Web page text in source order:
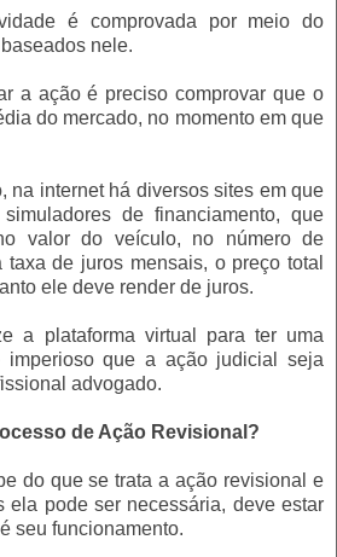
é comprovada por meio do
nele.
a ação é preciso comprovar que o
do mercado, no momento em que
na internet há diversos sites em que
de financiamento, que
valor do veículo, no número de
de juros mensais, o preço total
ele deve render de juros.
a plataforma virtual para ter uma
imperioso que a ação judicial seja
advogado.
de Ação Revisional?
do que se trata a ação revisional e
ela pode ser necessária, deve estar
seu funcionamento.